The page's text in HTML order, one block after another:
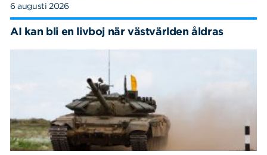
6 augusti 2026
AI kan bli en livboj när västvärlden åldras